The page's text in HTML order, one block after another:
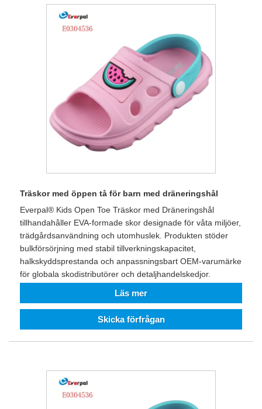
Träskor med öppen tå för barn med dräneringshål
Everpal® Kids Open Toe Träskor med Dräneringshål
tillhandahåller EVA-formade skor designade för våta miljöer,
trädgårdsanvändning och utomhuslek. Produkten stöder
bulkförsörjning med stabil tillverkningskapacitet,
halkskyddsprestanda och anpassningsbart OEM-varumärke
för globala skodistributörer och detaljhandelskedjor.
Läs mer
Skicka förfrågan